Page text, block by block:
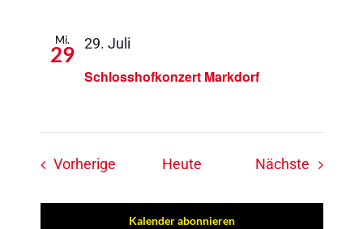
Mi.
29
Schlosshofkonzert Markdorf
29. Juli
Vorherige Veranstaltungen
Heute Nächste
Kalender abonnieren